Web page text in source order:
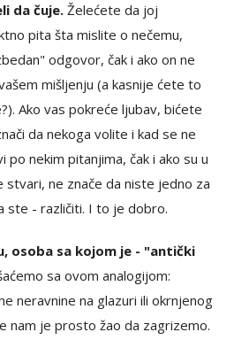
da čuje.Želećete da joj
pita šta mislite o nečemu,
odgovor, čak i ako on ne
mišljenju (a kasnije ćete to
Ako vas pokreće ljubav, bićete
da nekoga volite i kad se ne
nekim pitanjima, čak i ako su u
ne znače da niste jedno za
ste - različiti. I to je dobro.
osoba sa kojom je - "antički
sa ovom analogijom:
neravnine na glazuri ili okrnjenog
nam je prosto žao da zagrizemo.